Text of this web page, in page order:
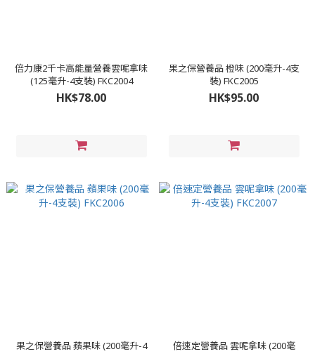
倍力康2千卡高能量營養雲呢拿味
(125毫升-4支裝) FKC2004
HK$78.00
果之保營養品 橙味 (200毫升-4支
裝) FKC2005
HK$95.00
果之保營養品 蘋果味 (200毫升-4
倍速定營養品 雲呢拿味 (200毫